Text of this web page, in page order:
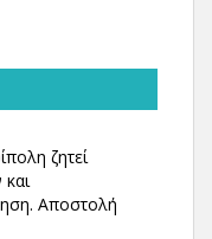
ζητεί
Αποστολή